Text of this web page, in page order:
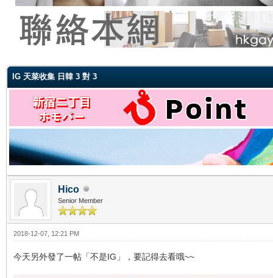
IG 天菜收集 日韓 3 對 3
Hico
Senior Member
2018-12-07, 12:21 PM
今天另外發了一帖「不是IG」，要記得去看哦~~